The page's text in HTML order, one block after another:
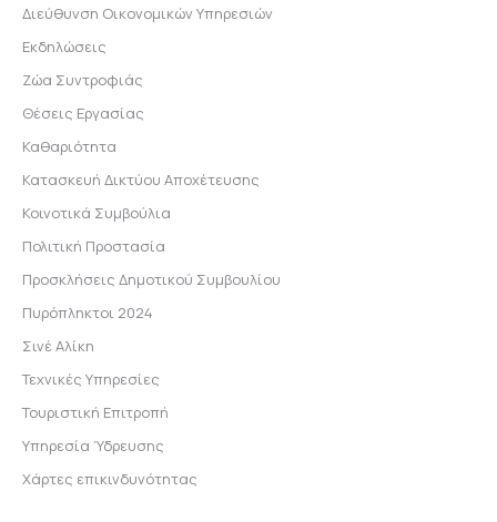
Διεύθυνση Οικονομικών Υπηρεσιών
Εκδηλώσεις
Ζώα Συντροφιάς
Θέσεις Εργασίας
Καθαριότητα
Κατασκευή Δικτύου Αποχέτευσης
Κοινοτικά Συμβούλια
Πολιτική Προστασία
Προσκλήσεις Δημοτικού Συμβουλίου
Πυρόπληκτοι 2024
Σινέ Αλίκη
Τεχνικές Υπηρεσίες
Τουριστική Επιτροπή
Υπηρεσία Ύδρευσης
Χάρτες επικινδυνότητας